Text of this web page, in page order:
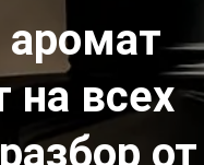
на всех
от